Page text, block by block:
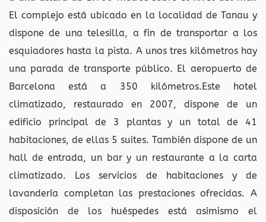
El complejo está ubicado en la localidad de Tanau y
dispone de una telesilla, a fin de transportar a los
esquiadores hasta la pista. A unos tres kilómetros hay
una parada de transporte público. El aeropuerto de
Barcelona está a 350 kilómetros.Este hotel
climatizado, restaurado en 2007, dispone de un
edificio principal de 3 plantas y un total de 41
habitaciones, de ellas 5 suites. También dispone de un
hall de entrada, un bar y un restaurante a la carta
climatizado. Los servicios de habitaciones y de
lavandería completan las prestaciones ofrecidas. A
disposición de los huéspedes está asimismo el